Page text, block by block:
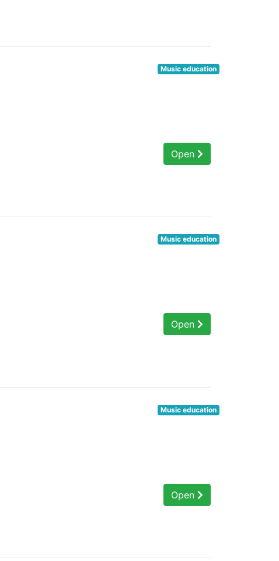
Music education
Open
Music education
Open
Music education
Open